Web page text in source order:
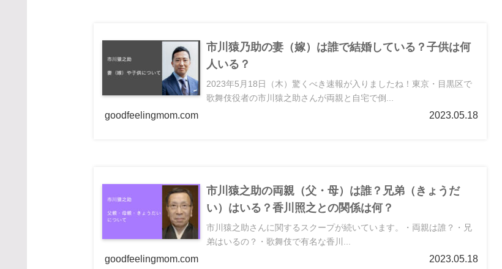
市川猿乃助の妻（嫁）は誰で結婚している？子供は何
人いる？
2023年5月18日（木）驚くべき速報が入りましたね！東京・目黒区で
歌舞伎役者の市川猿之助さんが両親と自宅で倒...
goodfeelingmom.com 2023.05.18
市川猿之助の両親（父・母）は誰？兄弟（きょうだ
い）はいる？香川照之との関係は何？
市川猿之助さんに関するスクープが続いています。・両親は誰？・兄
弟はいるの？・歌舞伎で有名な香川...
goodfeelingmom.com 2023.05.18